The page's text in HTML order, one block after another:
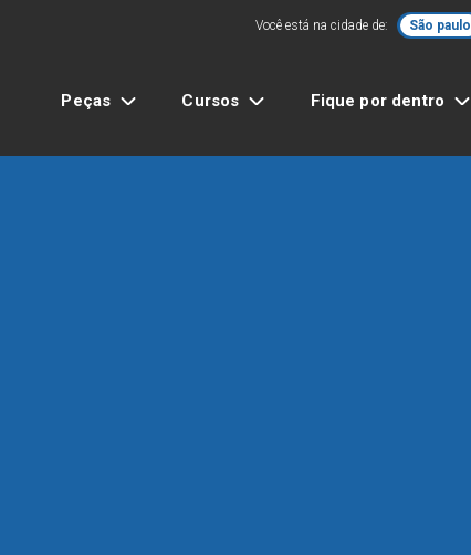
Você está na cidade de: São paulo
Peças Cursos Fique por dentro